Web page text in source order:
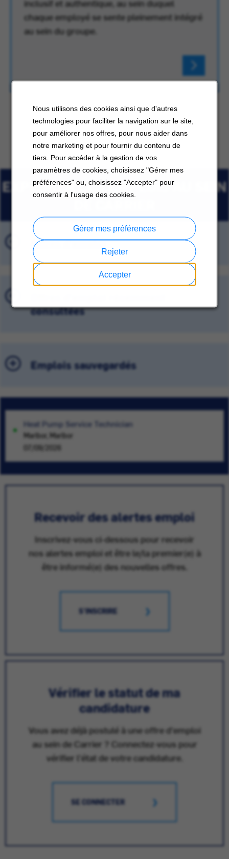
Nous utilisons des cookies ainsi que d'autres
technologies pour faciliter la navigation sur le site,
pour améliorer nos offres, pour nous aider dans
notre marketing et pour fournir du contenu de
tiers. Pour accéder à la gestion de vos
paramètres de cookies, choisissez "Gérer mes
préférences" ou, choisissez "Accepter" pour
consentir à l'usage des cookies.
Accepter
Rejeter
Gérer mes préférences
inclusif et authentique, au sein duquel
chaque employé se sente pleinement intégré
au sein du groupe.
EXPLORER LES EMPLOIS AU SEIN
DE CARRIER
Offres d'emploi
consultées
Emplois sauvegardés
Heat Pump Service Technician
Maribor, Maribor
Recevoir des alertes emploi
Inscrivez-vous ci-dessous pour recevoir
nos alertes emploi et être le/la premier(e) à
être informé(e) des nouvelles offres.
S'INSCRIRE
Vérifier le statut de ma
candidature
Vous avez déjà postulé à une offre d'emploi
au sein de Carrier ? Connectez-vous pour
vérifier l'état de votre candidature.
SE CONNECTER